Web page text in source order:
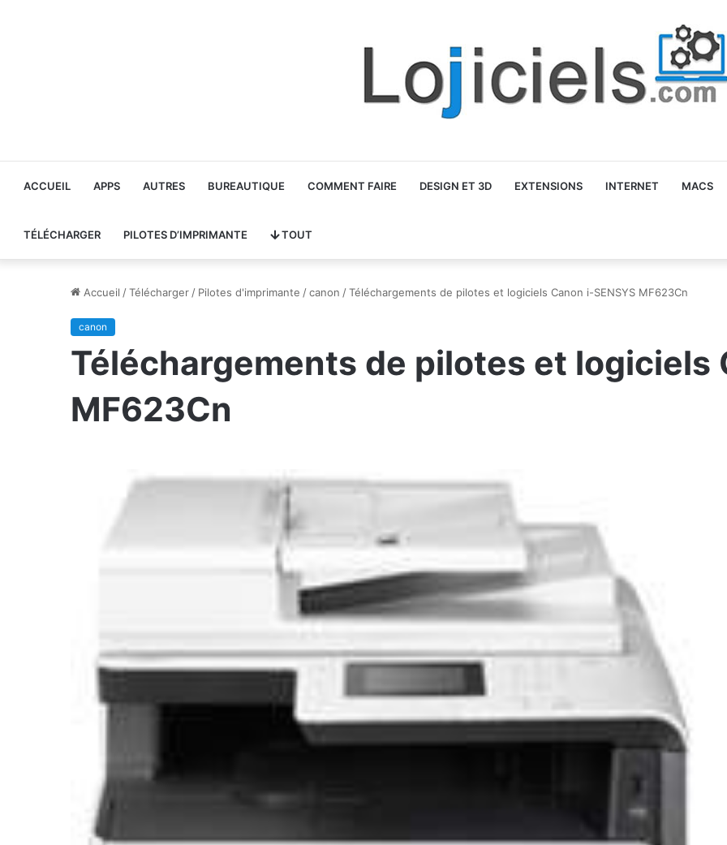
ACCUEIL APPS AUTRES BUREAUTIQUE COMMENT FAIRE DESIGN ET 3D EXTENSIONS INTERNET MACS
TÉLÉCHARGER PILOTES D’IMPRIMANTE TOUT
Accueil /Télécharger / Pilotes d'imprimante /canon /Téléchargements de pilotes et logiciels Canon i-SENSYS MF623Cn
canon
Téléchargements de pilotes et logiciels
MF623Cn